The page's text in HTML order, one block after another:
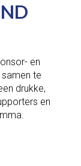
en
te
drukke,
en